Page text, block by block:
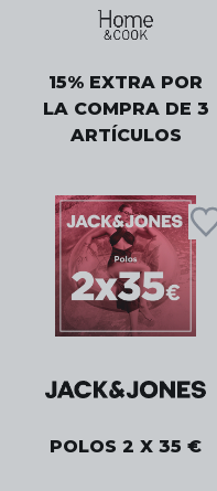
15% EXTRA POR
LA COMPRA DE 3
ARTÍCULOS
POLOS 2 X 35 €